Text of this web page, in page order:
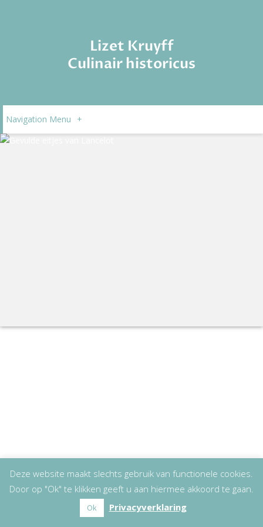
Lizet Kruyff
Culinair historicus
Navigation Menu +
Deze website maakt slechts gebruik van functionele cookies.
Door op "Ok" te klikken geeft u aan hiermee akkoord te gaan.
Ok Privacyverklaring